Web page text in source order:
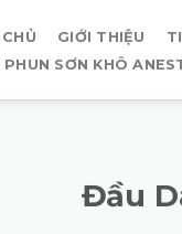
GIỚI THIỆU
PHUN SƠN KHÔ
Đầu